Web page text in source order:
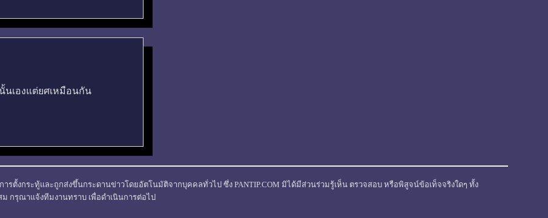
เองแต่ยศเหมือนกัน
ตั้งกระทู้และถูกส่งขึ้นกระดานข่าวโดยอัตโนมัติจากบุคคลทั่วไป ซึ่ง PANTIP.COM มิได้มีส่วนร่วมรู้เห็น ตรวจสอบ หรือพิสูจน์ข้อเท็จจริงใดๆ ทั้ง
กรุณาแจ้งทีมงานทราบ เพื่อดำเนินการต่อไป